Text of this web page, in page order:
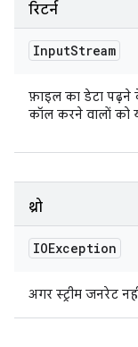
रिटर्न
InputStream
फ़ाइल का डेटा पढ़ने
कॉल करने वालों को
थ्रो
IOException
अगर स्ट्रीम जनरेट